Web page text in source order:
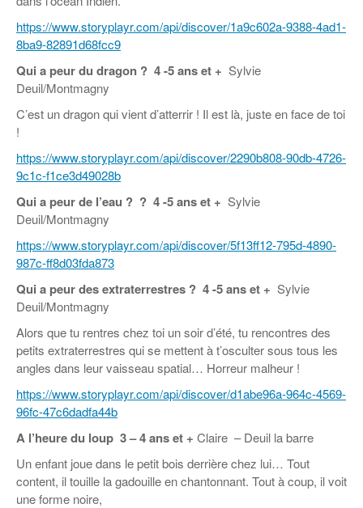
https://www.storyplayr.com/api/discover/1a9c602a-9388-4ad1-
8ba9-82891d68fcc9
Qui a peur du dragon ? 4 -5 ans et + Sylvie
Deuil/Montmagny
C’est un dragon qui vient d’atterrir ! Il est là, juste en face de toi
!
https://www.storyplayr.com/api/discover/2290b808-90db-4726-
9c1c-f1ce3d49028b
Qui a peur de l’eau ? ? 4 -5 ans et + Sylvie
Deuil/Montmagny
https://www.storyplayr.com/api/discover/5f13ff12-795d-4890-
987c-ff8d03fda873
Qui a peur des extraterrestres ? 4 -5 ans et + Sylvie
Deuil/Montmagny
Alors que tu rentres chez toi un soir d’été, tu rencontres des
petits extraterrestres qui se mettent à t’osculter sous tous les
angles dans leur vaisseau spatial… Horreur malheur !
https://www.storyplayr.com/api/discover/d1abe96a-964c-4569-
96fc-47c6dadfa44b
A l’heure du loup 3 – 4 ans et + Claire – Deuil la barre
Un enfant joue dans le petit bois derrière chez lui… Tout
content, il touille la gadouille en chantonnant. Tout à coup, il voit
une forme noire,